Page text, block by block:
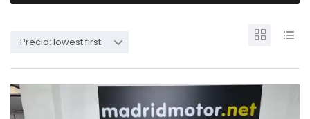
Precio: lowest first